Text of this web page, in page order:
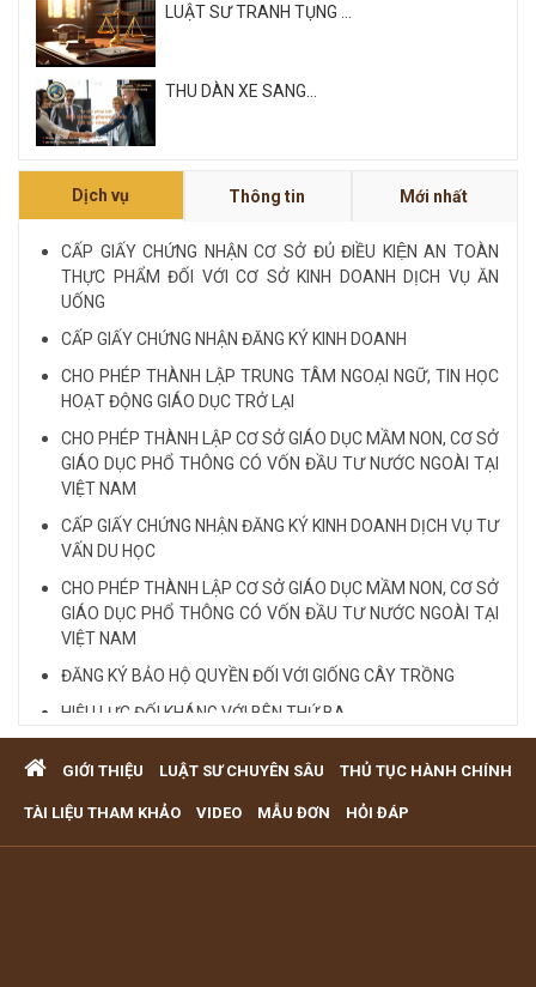
LUẬT SƯ TRANH TỤNG ...
THU DÀN XE SANG...
NỘI QUY VÀ QUY CHẾ CÔNG TY LUẬT QUỐC
LUẬT SƯ CHUYÊN VỀ HÌNH SỰ...
Xem tất cả
Dịch vụ Thông tin Mới nhất
CẤP GIẤY CHỨNG NHẬN CƠ SỞ ĐỦ ĐIỀU KIỆN AN TOÀN
THỰC PHẨM ĐỐI VỚI CƠ SỞ KINH DOANH DỊCH VỤ ĂN
UỐNG
CẤP GIẤY CHỨNG NHẬN ĐĂNG KÝ KINH DOANH
CHO PHÉP THÀNH LẬP TRUNG TÂM NGOẠI NGỮ, TIN HỌC
HOẠT ĐỘNG GIÁO DỤC TRỞ LẠI
CHO PHÉP THÀNH LẬP CƠ SỞ GIÁO DỤC MẦM NON, CƠ SỞ
GIÁO DỤC PHỔ THÔNG CÓ VỐN ĐẦU TƯ NƯỚC NGOÀI TẠI
VIỆT NAM
CẤP GIẤY CHỨNG NHẬN ĐĂNG KÝ KINH DOANH DỊCH VỤ TƯ
VẤN DU HỌC
CHO PHÉP THÀNH LẬP CƠ SỞ GIÁO DỤC MẦM NON, CƠ SỞ
GIÁO DỤC PHỔ THÔNG CÓ VỐN ĐẦU TƯ NƯỚC NGOÀI TẠI
VIỆT NAM
ĐĂNG KÝ BẢO HỘ QUYỀN ĐỐI VỚI GIỐNG CÂY TRỒNG
HIỆU LỰC ĐỐI KHÁNG VỚI BÊN THỨ BA
với đất
VĂN PHÒNG LUẬT SƯ TƯ VẤN MIỄN PHÍ QUA ĐIỆN THOẠI
GIỚI THIỆU LUẬT SƯ CHUYÊN SÂU THỦ TỤC HÀNH CHÍNH
TÀI LIỆU THAM KHẢO VIDEO MẪU ĐƠN HỎI ĐÁP